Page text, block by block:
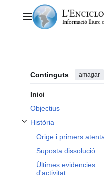
contingutMenú principal
Continguts amagar
Inici
Objectius
Història
Alternar subsecció Història
Orige i primers
Suposta dissolució
Últimes evidencies
d'activitat